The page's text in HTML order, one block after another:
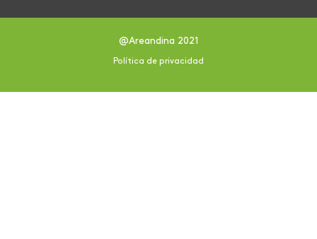
@Areandina 2021
Política de privacidad